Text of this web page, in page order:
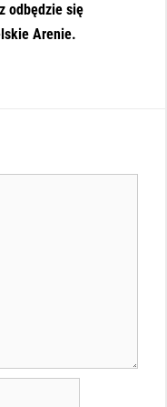
odbędzie się
Arenie.